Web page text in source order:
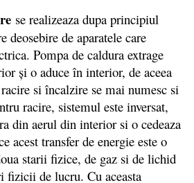
se realizeaza dupa principiul
deosebire de aparatele care
Pompa de caldura extrage
şi o aduce în interior, de aceea
si încalzire se mai numesc si
racire, sistemul este inversat,
din aerul din interior si o cedeaza
acest transfer de energie este o
starii fizice, de gaz si de lichid
fizicii de lucru. Cu aceasta